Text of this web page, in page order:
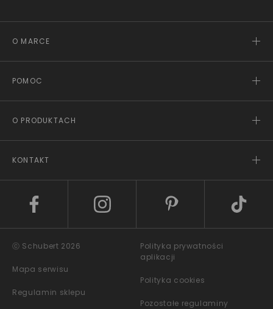
O MARCE
POMOC
O PRODUKTACH
KONTAKT
ⓒ Schubert 2026
Mapa serwisu
Regulamin sklepu
Polityka prywatności
aplikacji
Polityka cookies
Pozostałe regulaminy